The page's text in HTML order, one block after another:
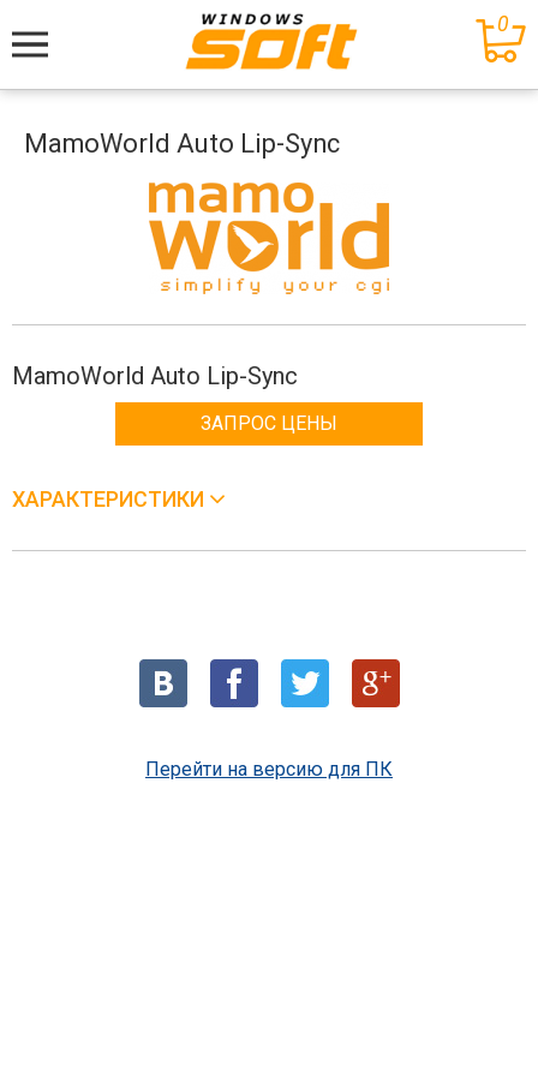
Меню
0
MamoWorld Auto Lip-Sync
MamoWorld Auto Lip-Sync
ЗАПРОС ЦЕНЫ
ХАРАКТЕРИСТИКИ
Перейти на версию для ПК